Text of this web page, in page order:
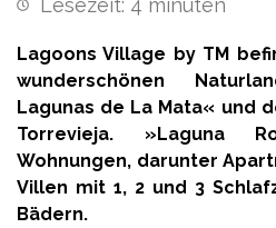
Lesezeit: 4 minuten
Lagoons Village by TM
wunderschönen
Lagunas de La Mata« und
Torrevieja. »Laguna
Wohnungen, darunter
Villen mit 1, 2 und 3
Bädern.